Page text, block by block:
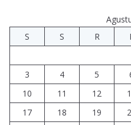
S
S R
3
4 5
10
11 12
17
18 19